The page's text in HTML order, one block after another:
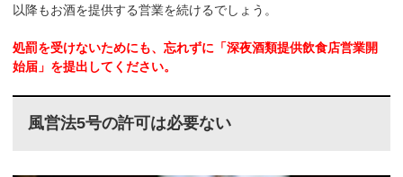
以降もお酒を提供する営業を続けるでしょう。
処罰を受けないためにも、忘れずに「深夜酒類提供飲食店営業開
始届」を提出してください。
風営法5号の許可は必要ない